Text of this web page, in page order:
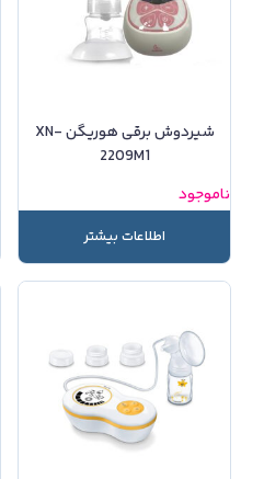
شیردوش برقی هوریگن XN-
2209M1
ناموجود
اطلاعات بیشتر